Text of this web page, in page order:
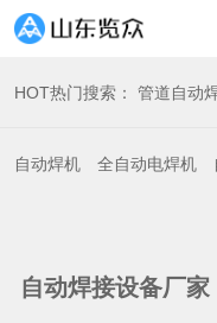
HOT热门搜索： 管道自动
自动焊机 全自动电焊机
自动焊接设备厂家